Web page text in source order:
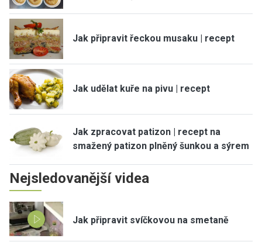
Jak připravit řeckou musaku | recept
Jak udělat kuře na pivu | recept
Jak zpracovat patizon | recept na
smažený patizon plněný šunkou a sýrem
Nejsledovanější videa
Jak připravit svíčkovou na smetaně